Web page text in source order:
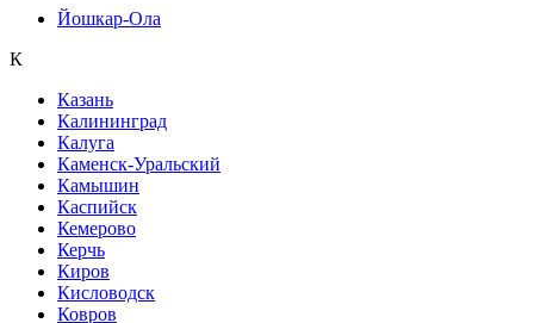
Йошкар-Ола
К
Казань
Калининград
Калуга
Каменск-Уральский
Камышин
Каспийск
Кемерово
Керчь
Киров
Кисловодск
Ковров